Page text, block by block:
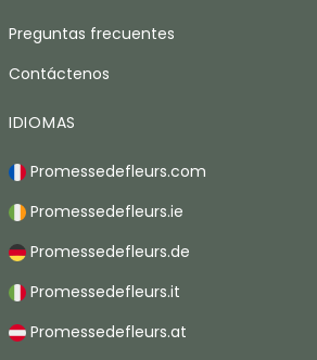
Preguntas frecuentes
Contáctenos
IDIOMAS
Promessedefleurs.com
Promessedefleurs.ie
Promessedefleurs.de
Promessedefleurs.it
Promessedefleurs.at